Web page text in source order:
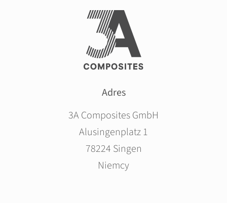
Adres
3A Composites GmbH
Alusingenplatz 1
78224 Singen
Niemcy